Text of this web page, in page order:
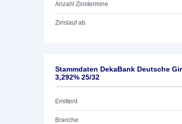
Anzahl Zinstermine
Zinslauf ab
Stammdaten DekaBank Deutsche
3,292% 25/32
Emittent
Branche